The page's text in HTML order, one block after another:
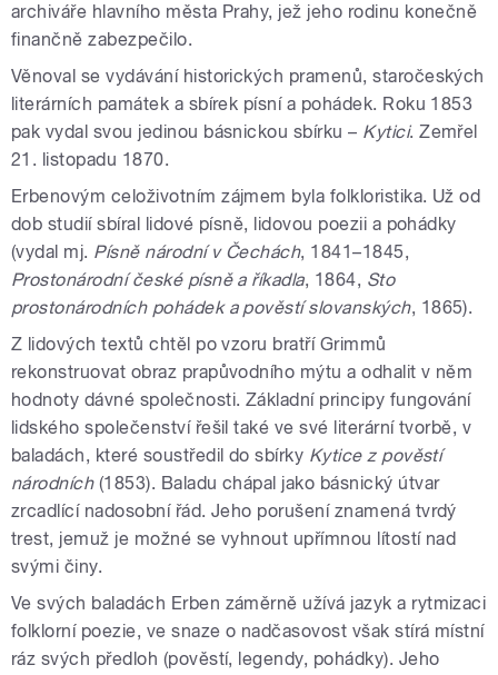
archiváře hlavního města Prahy, jež jeho rodinu konečně
finančně zabezpečilo.
Věnoval se vydávání historických pramenů, staročeských
literárních památek a sbírek písní a pohádek. Roku 1853
pak vydal svou jedinou básnickou sbírku – Kytici. Zemřel
21. listopadu 1870.
Erbenovým celoživotním zájmem byla folkloristika. Už od
dob studií sbíral lidové písně, lidovou poezii a pohádky
(vydal mj. Písně národní v Čechách, 1841–1845,
Prostonárodní české písně a říkadla, 1864, Sto
prostonárodních pohádek a pověstí slovanských, 1865).
Z lidových textů chtěl po vzoru bratří Grimmů
rekonstruovat obraz prapůvodního mýtu a odhalit v něm
hodnoty dávné společnosti. Základní principy fungování
lidského společenství řešil také ve své literární tvorbě, v
baladách, které soustředil do sbírky Kytice z pověstí
národních(1853). Baladu chápal jako básnický útvar
zrcadlící nadosobní řád. Jeho porušení znamená tvrdý
trest, jemuž je možné se vyhnout upřímnou lítostí nad
svými činy.
Ve svých baladách Erben záměrně užívá jazyk a rytmizaci
folklorní poezie, ve snaze o nadčasovost však stírá místní
ráz svých předloh (pověstí, legendy, pohádky). Jeho